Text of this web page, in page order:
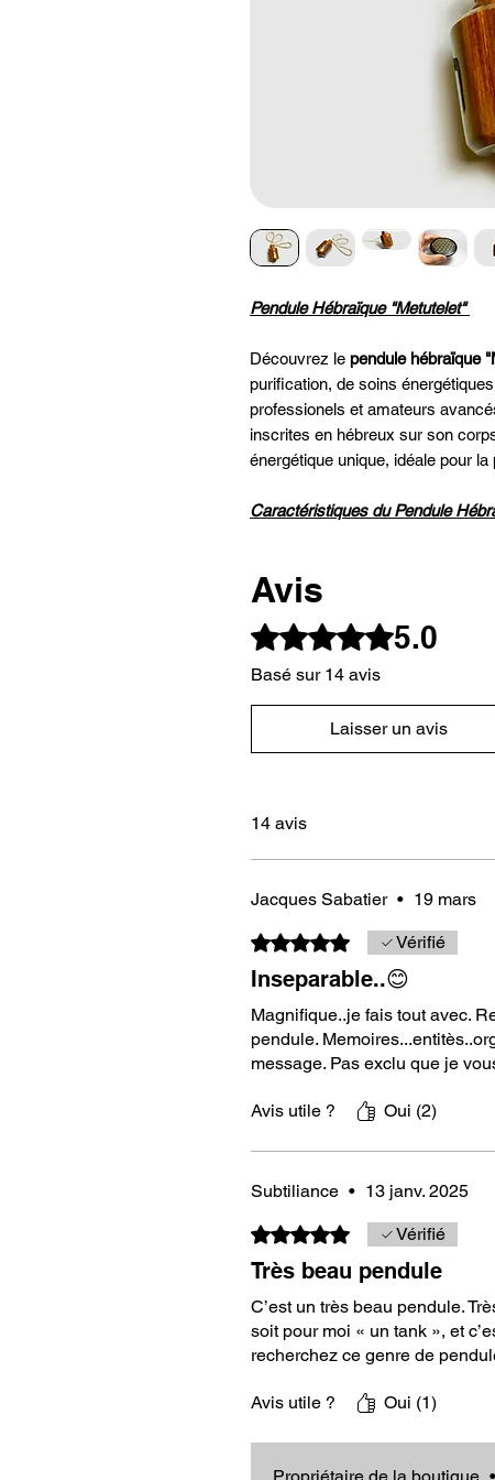
Pendule Hébraïque "Metutelet"
Découvrez le pendule hébraïque
purification, de soins
professionels et amateurs
inscrites en hébreux sur son
énergétique unique, idéale pour
Caractéristiques du Pendule
droit du Vénézuéla. C'est un
Gravures Divines: Le Nom de
excellente réactivité pour des
mettraient bon nombre de
maniable, parfait pour des
votre outil aussi beau
Vous pouvez choisir le pendule
REDUCTION à 30€ au lieu de 40€
diamètre et de 0,6 cm
purifier les énergies et élever les
dessus.
Pourquoi Choisir le Pendule
Les gravures divines du Nom de
énergie sacrée, nécéssaire pour
spirituelle profonde. Que ce soit
énergies ou effectuer des soins à
Le pendule hébraïque, un Outil
Magnétismepour des travaux
Guérison énergétiquepour
Avis
Noté 5 sur 5. 5.0
Basé sur 14 avis
Laisser un avis
14 avis
Jacques Sabatier • 19 mars
Noté 5 sur 5. Vérifié
Inseparable..😊
Magnifique..je fais tout avec.
pendule.
message. Pas exclu que je
Avis utile ? Oui (2)
Subtiliance • 13 janv. 2025
Noté 5 sur 5. Vérifié
Très beau pendule
C’est un très beau pendule.
soit pour moi « un tank », et
recherchez ce genre de
Avis utile ? Oui (1)
Propriétaire de la boutique •